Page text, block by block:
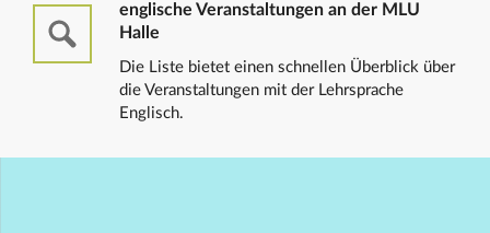
englische Veranstaltungen an der MLU
Halle
Die Liste bietet einen schnellen Überblick über
die Veranstaltungen mit der Lehrsprache
Englisch.